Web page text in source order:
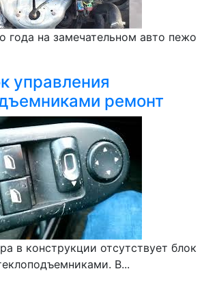
года на замечательном авто пежо
управления
ремонт
в конструкции отсутствует блок
В...